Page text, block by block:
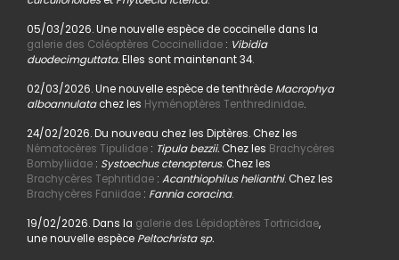
05/03/2026. Une nouvelle espèce de coccinelle dans la
galerie des Coléoptères Coccinellidae: Vibidia
duodecimguttata.Elles sont maintenant 34.
02/03/2026. Une nouvelle espèce de tenthrède Macrophya
alboannulatachez les Hyménoptères Tenthredinidae.
24/02/2026. Du nouveau chez les Diptères. Chez les
Nématocères Tipulidae: Tipula bezzii. Chez les Brachycères
Bombyliidae: Systoechus ctenopterus. Chez les
Brachycères Tephritidae: Acanthiophilus helianthi. Chez les
Brachycères Faniidae: Fannia coracina.
19/02/2026. Dans la galerie des Lépidoptères Tortricidae,
une nouvelle espèce Peltochrista sp.